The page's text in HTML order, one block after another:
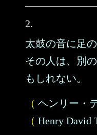
2.
太鼓の音に足
その人は、別
もしれない。
（ ヘンリー・
（ Henry David